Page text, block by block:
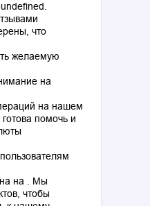
что
желаемую
на
на нашем
помочь и
на . Мы
чтобы